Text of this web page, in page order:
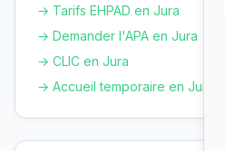
→ Tarifs EHPAD en Jura
→ Demander l'APA en Jura
→ CLIC en Jura
→ Accueil temporaire en Jura